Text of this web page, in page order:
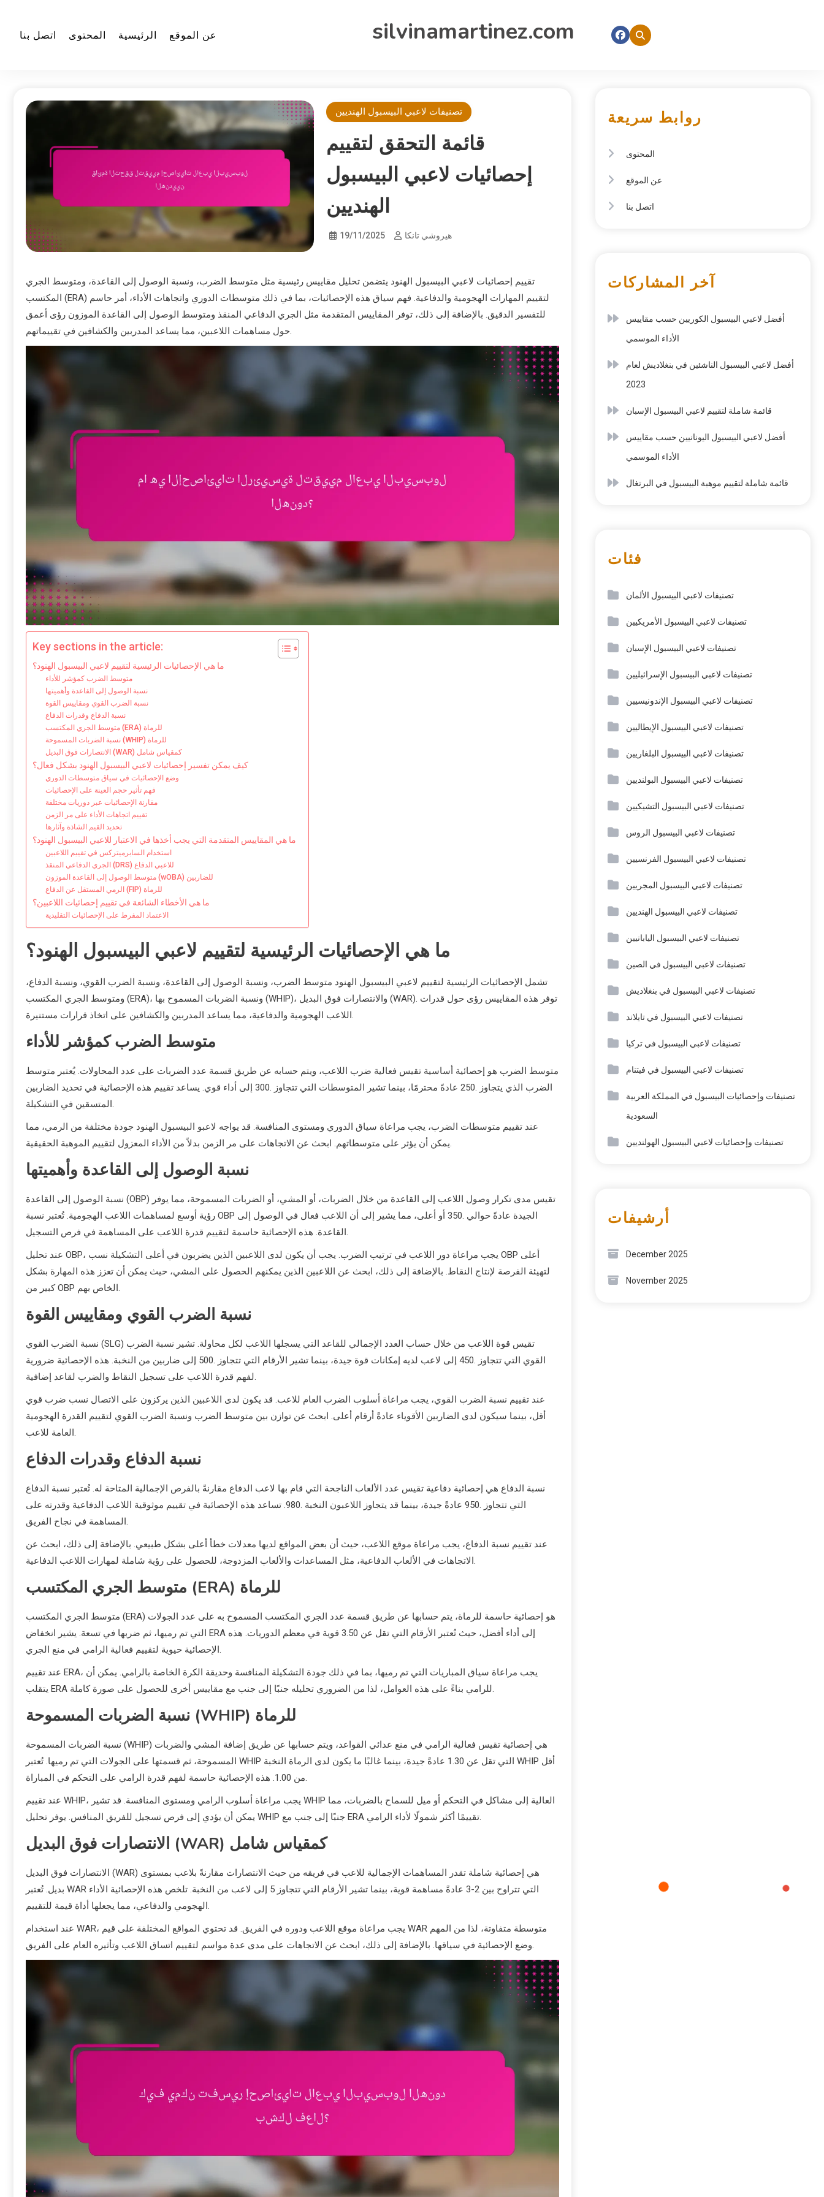
اتصل بنا المحتوى الرئيسية عن الموقع silvinamartinez.com
تصنيفات لاعبي البيسبول الهنديين
قائمة التحقق لتقييم
إحصائيات لاعبي البيسبول
الهنديين
19/11/2025 هيروشي تانكا
تقييم إحصائيات لاعبي البيسبول الهنود يتضمن تحليل مقاييس رئيسية مثل متوسط الضرب، ونسبة الوصول إلى القاعدة، ومتوسط الجري
المكتسب (ERA) لتقييم المهارات الهجومية والدفاعية. فهم سياق هذه الإحصائيات، بما في ذلك متوسطات الدوري واتجاهات الأداء، أمر حاسم
للتفسير الدقيق. بالإضافة إلى ذلك، توفر المقاييس المتقدمة مثل الجري الدفاعي المنقذ ومتوسط الوصول إلى القاعدة الموزون رؤى أعمق
حول مساهمات اللاعبين، مما يساعد المدربين والكشافين في تقييماتهم.
Key sections in the article:
ما هي الإحصائيات الرئيسية لتقييم لاعبي البيسبول الهنود؟
متوسط الضرب كمؤشر للأداء
نسبة الوصول إلى القاعدة وأهميتها
نسبة الضرب القوي ومقاييس القوة
نسبة الدفاع وقدرات الدفاع
متوسط الجري المكتسب (ERA) للرماة
نسبة الضربات المسموحة (WHIP) للرماة
الانتصارات فوق البديل (WAR) كمقياس شامل
كيف يمكن تفسير إحصائيات لاعبي البيسبول الهنود بشكل فعال؟
وضع الإحصائيات في سياق متوسطات الدوري
فهم تأثير حجم العينة على الإحصائيات
مقارنة الإحصائيات عبر دوريات مختلفة
تقييم اتجاهات الأداء على مر الزمن
تحديد القيم الشاذة وآثارها
ما هي المقاييس المتقدمة التي يجب أخذها في الاعتبار للاعبي البيسبول الهنود؟
استخدام السابرميتركس في تقييم اللاعبين
الجري الدفاعي المنقذ (DRS) للاعبي الدفاع
متوسط الوصول إلى القاعدة الموزون (wOBA) للضاربين
الرمي المستقل عن الدفاع (FIP) للرماة
ما هي الأخطاء الشائعة في تقييم إحصائيات اللاعبين؟
الاعتماد المفرط على الإحصائيات التقليدية
ما هي الإحصائيات الرئيسية لتقييم لاعبي البيسبول الهنود؟
تشمل الإحصائيات الرئيسية لتقييم لاعبي البيسبول الهنود متوسط الضرب، ونسبة الوصول إلى القاعدة، ونسبة الضرب القوي، ونسبة الدفاع،
ومتوسط الجري المكتسب (ERA)، ونسبة الضربات المسموح بها (WHIP)، والانتصارات فوق البديل (WAR). توفر هذه المقاييس رؤى حول قدرات
اللاعب الهجومية والدفاعية، مما يساعد المدربين والكشافين على اتخاذ قرارات مستنيرة.
متوسط الضرب كمؤشر للأداء
متوسط الضرب هو إحصائية أساسية تقيس فعالية ضرب اللاعب، ويتم حسابه عن طريق قسمة عدد الضربات على عدد المحاولات. يُعتبر متوسط
الضرب الذي يتجاوز .250 عادةً محترمًا، بينما تشير المتوسطات التي تتجاوز .300 إلى أداء قوي. يساعد تقييم هذه الإحصائية في تحديد الضاربين
المتسقين في التشكيلة.
عند تقييم متوسطات الضرب، يجب مراعاة سياق الدوري ومستوى المنافسة. قد يواجه لاعبو البيسبول الهنود جودة مختلفة من الرمي، مما
يمكن أن يؤثر على متوسطاتهم. ابحث عن الاتجاهات على مر الزمن بدلاً من الأداء المعزول لتقييم الموهبة الحقيقية.
نسبة الوصول إلى القاعدة وأهميتها
نسبة الوصول إلى القاعدة (OBP) تقيس مدى تكرار وصول اللاعب إلى القاعدة من خلال الضربات، أو المشي، أو الضربات المسموحة، مما يوفر
رؤية أوسع لمساهمات اللاعب الهجومية. تُعتبر نسبة OBP الجيدة عادةً حوالي .350 أو أعلى، مما يشير إلى أن اللاعب فعال في الوصول إلى
القاعدة. هذه الإحصائية حاسمة لتقييم قدرة اللاعب على المساهمة في فرص التسجيل.
عند تحليل OBP، يجب مراعاة دور اللاعب في ترتيب الضرب. يجب أن يكون لدى اللاعبين الذين يضربون في أعلى التشكيلة نسب OBP أعلى
لتهيئة الفرصة لإنتاج النقاط. بالإضافة إلى ذلك، ابحث عن اللاعبين الذين يمكنهم الحصول على المشي، حيث يمكن أن تعزز هذه المهارة بشكل
كبير من OBP الخاص بهم.
نسبة الضرب القوي ومقاييس القوة
نسبة الضرب القوي (SLG) تقيس قوة اللاعب من خلال حساب العدد الإجمالي للقاعد التي يسجلها اللاعب لكل محاولة. تشير نسبة الضرب
القوي التي تتجاوز .450 إلى لاعب لديه إمكانات قوة جيدة، بينما تشير الأرقام التي تتجاوز .500 إلى ضاربين من النخبة. هذه الإحصائية ضرورية
لفهم قدرة اللاعب على تسجيل النقاط والضرب لقاعد إضافية.
عند تقييم نسبة الضرب القوي، يجب مراعاة أسلوب الضرب العام للاعب. قد يكون لدى اللاعبين الذين يركزون على الاتصال نسب ضرب قوي
أقل، بينما سيكون لدى الضاربين الأقوياء عادةً أرقام أعلى. ابحث عن توازن بين متوسط الضرب ونسبة الضرب القوي لتقييم القدرة الهجومية
العامة للاعب.
نسبة الدفاع وقدرات الدفاع
نسبة الدفاع هي إحصائية دفاعية تقيس عدد الألعاب الناجحة التي قام بها لاعب الدفاع مقارنةً بالفرص الإجمالية المتاحة له. تُعتبر نسبة الدفاع
التي تتجاوز .950 عادةً جيدة، بينما قد يتجاوز اللاعبون النخبة .980. تساعد هذه الإحصائية في تقييم موثوقية اللاعب الدفاعية وقدرته على
المساهمة في نجاح الفريق.
عند تقييم نسبة الدفاع، يجب مراعاة موقع اللاعب، حيث أن بعض المواقع لديها معدلات خطأ أعلى بشكل طبيعي. بالإضافة إلى ذلك، ابحث عن
الاتجاهات في الألعاب الدفاعية، مثل المساعدات والألعاب المزدوجة، للحصول على رؤية شاملة لمهارات اللاعب الدفاعية.
متوسط الجري المكتسب (ERA) للرماة
متوسط الجري المكتسب (ERA) هو إحصائية حاسمة للرماة، يتم حسابها عن طريق قسمة عدد الجري المكتسب المسموح به على عدد الجولات
التي تم رميها، ثم ضربها في تسعة. يشير انخفاض ERA إلى أداء أفضل، حيث تُعتبر الأرقام التي تقل عن 3.50 قوية في معظم الدوريات. هذه
الإحصائية حيوية لتقييم فعالية الرامي في منع الجري.
عند تقييم ERA، يجب مراعاة سياق المباريات التي تم رميها، بما في ذلك جودة التشكيلة المنافسة وحديقة الكرة الخاصة بالرامي. يمكن أن
يتقلب ERA للرامي بناءً على هذه العوامل، لذا من الضروري تحليله جنبًا إلى جنب مع مقاييس أخرى للحصول على صورة كاملة.
نسبة الضربات المسموحة (WHIP) للرماة
نسبة الضربات المسموحة (WHIP) هي إحصائية تقيس فعالية الرامي في منع عدائي القواعد، ويتم حسابها عن طريق إضافة المشي والضربات
المسموحة، ثم قسمتها على الجولات التي تم رميها. تُعتبر WHIP التي تقل عن 1.30 عادةً جيدة، بينما غالبًا ما يكون لدى الرماة النخبة WHIP أقل
من 1.00. هذه الإحصائية حاسمة لفهم قدرة الرامي على التحكم في المباراة.
عند تقييم WHIP، يجب مراعاة أسلوب الرامي ومستوى المنافسة. قد تشير WHIP العالية إلى مشاكل في التحكم أو ميل للسماح بالضربات، مما
يمكن أن يؤدي إلى فرص تسجيل للفريق المنافس. يوفر تحليل WHIP جنبًا إلى جنب مع ERA تقييمًا أكثر شمولًا لأداء الرامي.
الانتصارات فوق البديل (WAR) كمقياس شامل
الانتصارات فوق البديل (WAR) هي إحصائية شاملة تقدر المساهمات الإجمالية للاعب في فريقه من حيث الانتصارات مقارنةً بلاعب بمستوى
بديل. تُعتبر WAR التي تتراوح بين 2-3 عادةً مساهمة قوية، بينما تشير الأرقام التي تتجاوز 5 إلى لاعب من النخبة. تلخص هذه الإحصائية الأداء
الهجومي والدفاعي، مما يجعلها أداة قيمة للتقييم.
عند استخدام WAR، يجب مراعاة موقع اللاعب ودوره في الفريق. قد تحتوي المواقع المختلفة على قيم WAR متوسطة متفاوتة، لذا من المهم
وضع الإحصائية في سياقها. بالإضافة إلى ذلك، ابحث عن الاتجاهات على مدى عدة مواسم لتقييم اتساق اللاعب وتأثيره العام على الفريق.
روابط سريعة
المحتوى
عن الموقع
اتصل بنا
آخر المشاركات
أفضل لاعبي البيسبول الكوريين حسب مقاييس
الأداء الموسمي
أفضل لاعبي البيسبول الناشئين في بنغلاديش لعام
2023
قائمة شاملة لتقييم لاعبي البيسبول الإسبان
أفضل لاعبي البيسبول اليونانيين حسب مقاييس
الأداء الموسمي
قائمة شاملة لتقييم موهبة البيسبول في البرتغال
فئات
تصنيفات لاعبي البيسبول الألمان
تصنيفات لاعبي البيسبول الأمريكيين
تصنيفات لاعبي البيسبول الإسبان
تصنيفات لاعبي البيسبول الإسرائيليين
تصنيفات لاعبي البيسبول الإندونيسيين
تصنيفات لاعبي البيسبول الإيطاليين
تصنيفات لاعبي البيسبول البلغاريين
تصنيفات لاعبي البيسبول البولنديين
تصنيفات لاعبي البيسبول التشيكيين
تصنيفات لاعبي البيسبول الروس
تصنيفات لاعبي البيسبول الفرنسيين
تصنيفات لاعبي البيسبول المجريين
تصنيفات لاعبي البيسبول الهنديين
تصنيفات لاعبي البيسبول اليابانيين
تصنيفات لاعبي البيسبول في الصين
تصنيفات لاعبي البيسبول في بنغلاديش
تصنيفات لاعبي البيسبول في تايلاند
تصنيفات لاعبي البيسبول في تركيا
تصنيفات لاعبي البيسبول في فيتنام
تصنيفات وإحصائيات البيسبول في المملكة العربية
السعودية
تصنيفات وإحصائيات لاعبي البيسبول الهولنديين
أرشيفات
December 2025
November 2025